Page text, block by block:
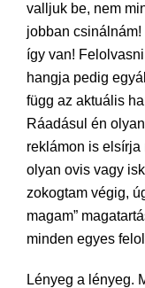
valljuk be, nem
jobban
így van!
hangja pedig
függ az aktuális
Ráadásul én
reklámon is elsírja
olyan ovis vagy
zokogtam végig,
magam”
minden egyes
Lényeg a lényeg.